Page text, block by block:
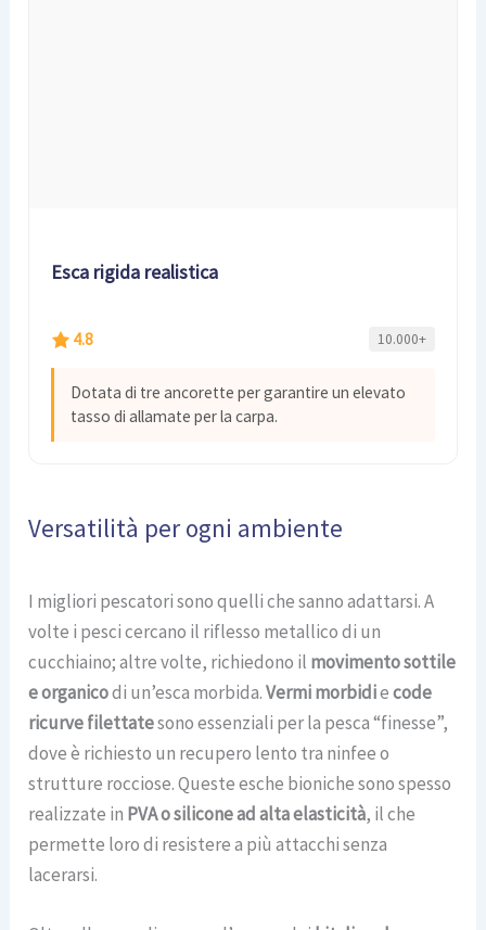
Esca rigida realistica
4.8 10.000+
Dotata di tre ancorette per garantire un elevato
tasso di allamate per la carpa.
Versatilità per ogni ambiente
I migliori pescatori sono quelli che sanno adattarsi. A
volte i pesci cercano il riflesso metallico di un
cucchiaino; altre volte, richiedono il movimento sottile
e organicodi un’esca morbida.Vermi morbidiecode
ricurve filettatesono essenziali per la pesca “finesse”,
dove è richiesto un recupero lento tra ninfee o
strutture rocciose. Queste esche bioniche sono spesso
realizzate in PVA o silicone ad alta elasticità, il che
permette loro di resistere a più attacchi senza
lacerarsi.